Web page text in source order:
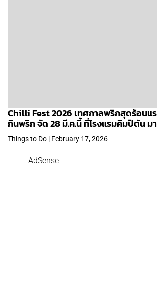
Chilli Fest 2026 เทศกาลพริกสุดร้อนแ
กินพริก จัด 28 มี.ค.นี้ ที่โรงแรมคิมป์ตัน ม
Things to Do | February 17, 2026
AdSense